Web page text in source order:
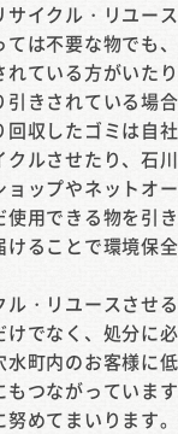
イクル・リユー
ては不要な物でも
れている方がいた
きされている場合
収したゴミは自社
クルさせたり、石
ョップやネットオ
使用できる物を引
けることで環境保
ル・リユースさせ
けでなく、処分に
水町内のお客様に
もつながっていま
めてまいります。